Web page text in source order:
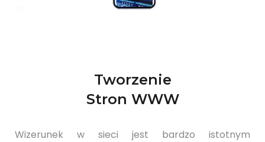
Tworzenie
Stron WWW
Wizerunek w sieci jest bardzo istotnym